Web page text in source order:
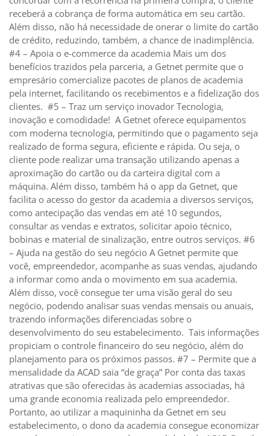
receberá a cobrança de forma automática em seu cartão.
Além disso, não há necessidade de onerar o limite do cartão
de crédito, reduzindo, também, a chance de inadimplência.
#4 – Apoia o e-commerce da academia Mais um dos
benefícios trazidos pela parceria, a Getnet permite que o
empresário comercialize pacotes de planos de academia
pela internet, facilitando os recebimentos e a fidelização dos
clientes. #5 – Traz um serviço inovador Tecnologia,
inovação e comodidade! A Getnet oferece equipamentos
com moderna tecnologia, permitindo que o pagamento seja
realizado de forma segura, eficiente e rápida. Ou seja, o
cliente pode realizar uma transação utilizando apenas a
aproximação do cartão ou da carteira digital com a
máquina. Além disso, também há o app da Getnet, que
facilita o acesso do gestor da academia a diversos serviços,
como antecipação das vendas em até 10 segundos,
consultar as vendas e extratos, solicitar apoio técnico,
bobinas e material de sinalização, entre outros serviços. #6
– Ajuda na gestão do seu negócio A Getnet permite que
você, empreendedor, acompanhe as suas vendas, ajudando
a informar como anda o movimento em sua academia.
Além disso, você consegue ter uma visão geral do seu
negócio, podendo analisar suas vendas mensais ou anuais,
trazendo informações diferenciadas sobre o
desenvolvimento do seu estabelecimento. Tais informações
propiciam o controle financeiro do seu negócio, além do
planejamento para os próximos passos. #7 – Permite que a
mensalidade da ACAD saia “de graça” Por conta das taxas
atrativas que são oferecidas às academias associadas, há
uma grande economia realizada pelo empreendedor.
Portanto, ao utilizar a maquininha da Getnet em seu
estabelecimento, o dono da academia consegue economizar